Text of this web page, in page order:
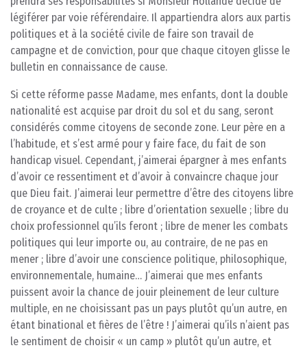
légiférer par voie référendaire. Il appartiendra alors aux partis
politiques et à la société civile de faire son travail de
campagne et de conviction, pour que chaque citoyen glisse le
bulletin en connaissance de cause.
Si cette réforme passe Madame, mes enfants, dont la double
nationalité est acquise par droit du sol et du sang, seront
considérés comme citoyens de seconde zone. Leur père en a
l’habitude, et s’est armé pour y faire face, du fait de son
handicap visuel. Cependant, j’aimerai épargner à mes enfants
d’avoir ce ressentiment et d’avoir à convaincre chaque jour
que Dieu fait. J’aimerai leur permettre d’être des citoyens libre
de croyance et de culte ; libre d’orientation sexuelle ; libre du
choix professionnel qu’ils feront ; libre de mener les combats
politiques qui leur importe ou, au contraire, de ne pas en
mener ; libre d’avoir une conscience politique, philosophique,
environnementale, humaine… J’aimerai que mes enfants
puissent avoir la chance de jouir pleinement de leur culture
multiple, en ne choisissant pas un pays plutôt qu’un autre, en
étant binational et fières de l’être ! J’aimerai qu’ils n’aient pas
le sentiment de choisir « un camp » plutôt qu’un autre, et